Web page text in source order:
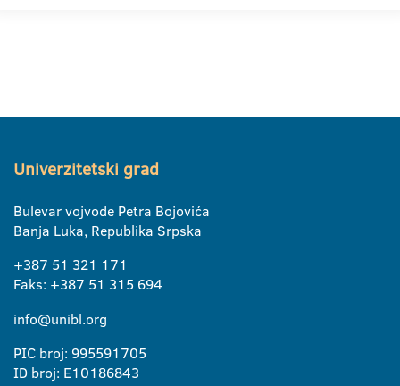
Univerzitetski grad
Bulevar vojvode Petra Bojovića
Banja Luka, Republika Srpska
+387 51 321 171
Faks: +387 51 315 694
info@unibl.org
PIC broj: 995591705
ID broj: E10186843